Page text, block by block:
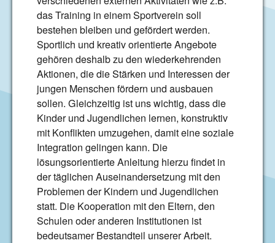
das Training in einem Sportverein soll
bestehen bleiben und gefördert werden.
Sportlich und kreativ orientierte Angebote
gehören deshalb zu den wiederkehrenden
Aktionen, die die Stärken und Interessen der
jungen Menschen fördern und ausbauen
sollen. Gleichzeitig ist uns wichtig, dass die
Kinder und Jugendlichen lernen, konstruktiv
mit Konflikten umzugehen, damit eine soziale
Integration gelingen kann. Die
lösungsorientierte Anleitung hierzu findet in
der täglichen Auseinandersetzung mit den
Problemen der Kindern und Jugendlichen
statt. Die Kooperation mit den Eltern, den
Schulen oder anderen Institutionen ist
bedeutsamer Bestandteil unserer Arbeit.